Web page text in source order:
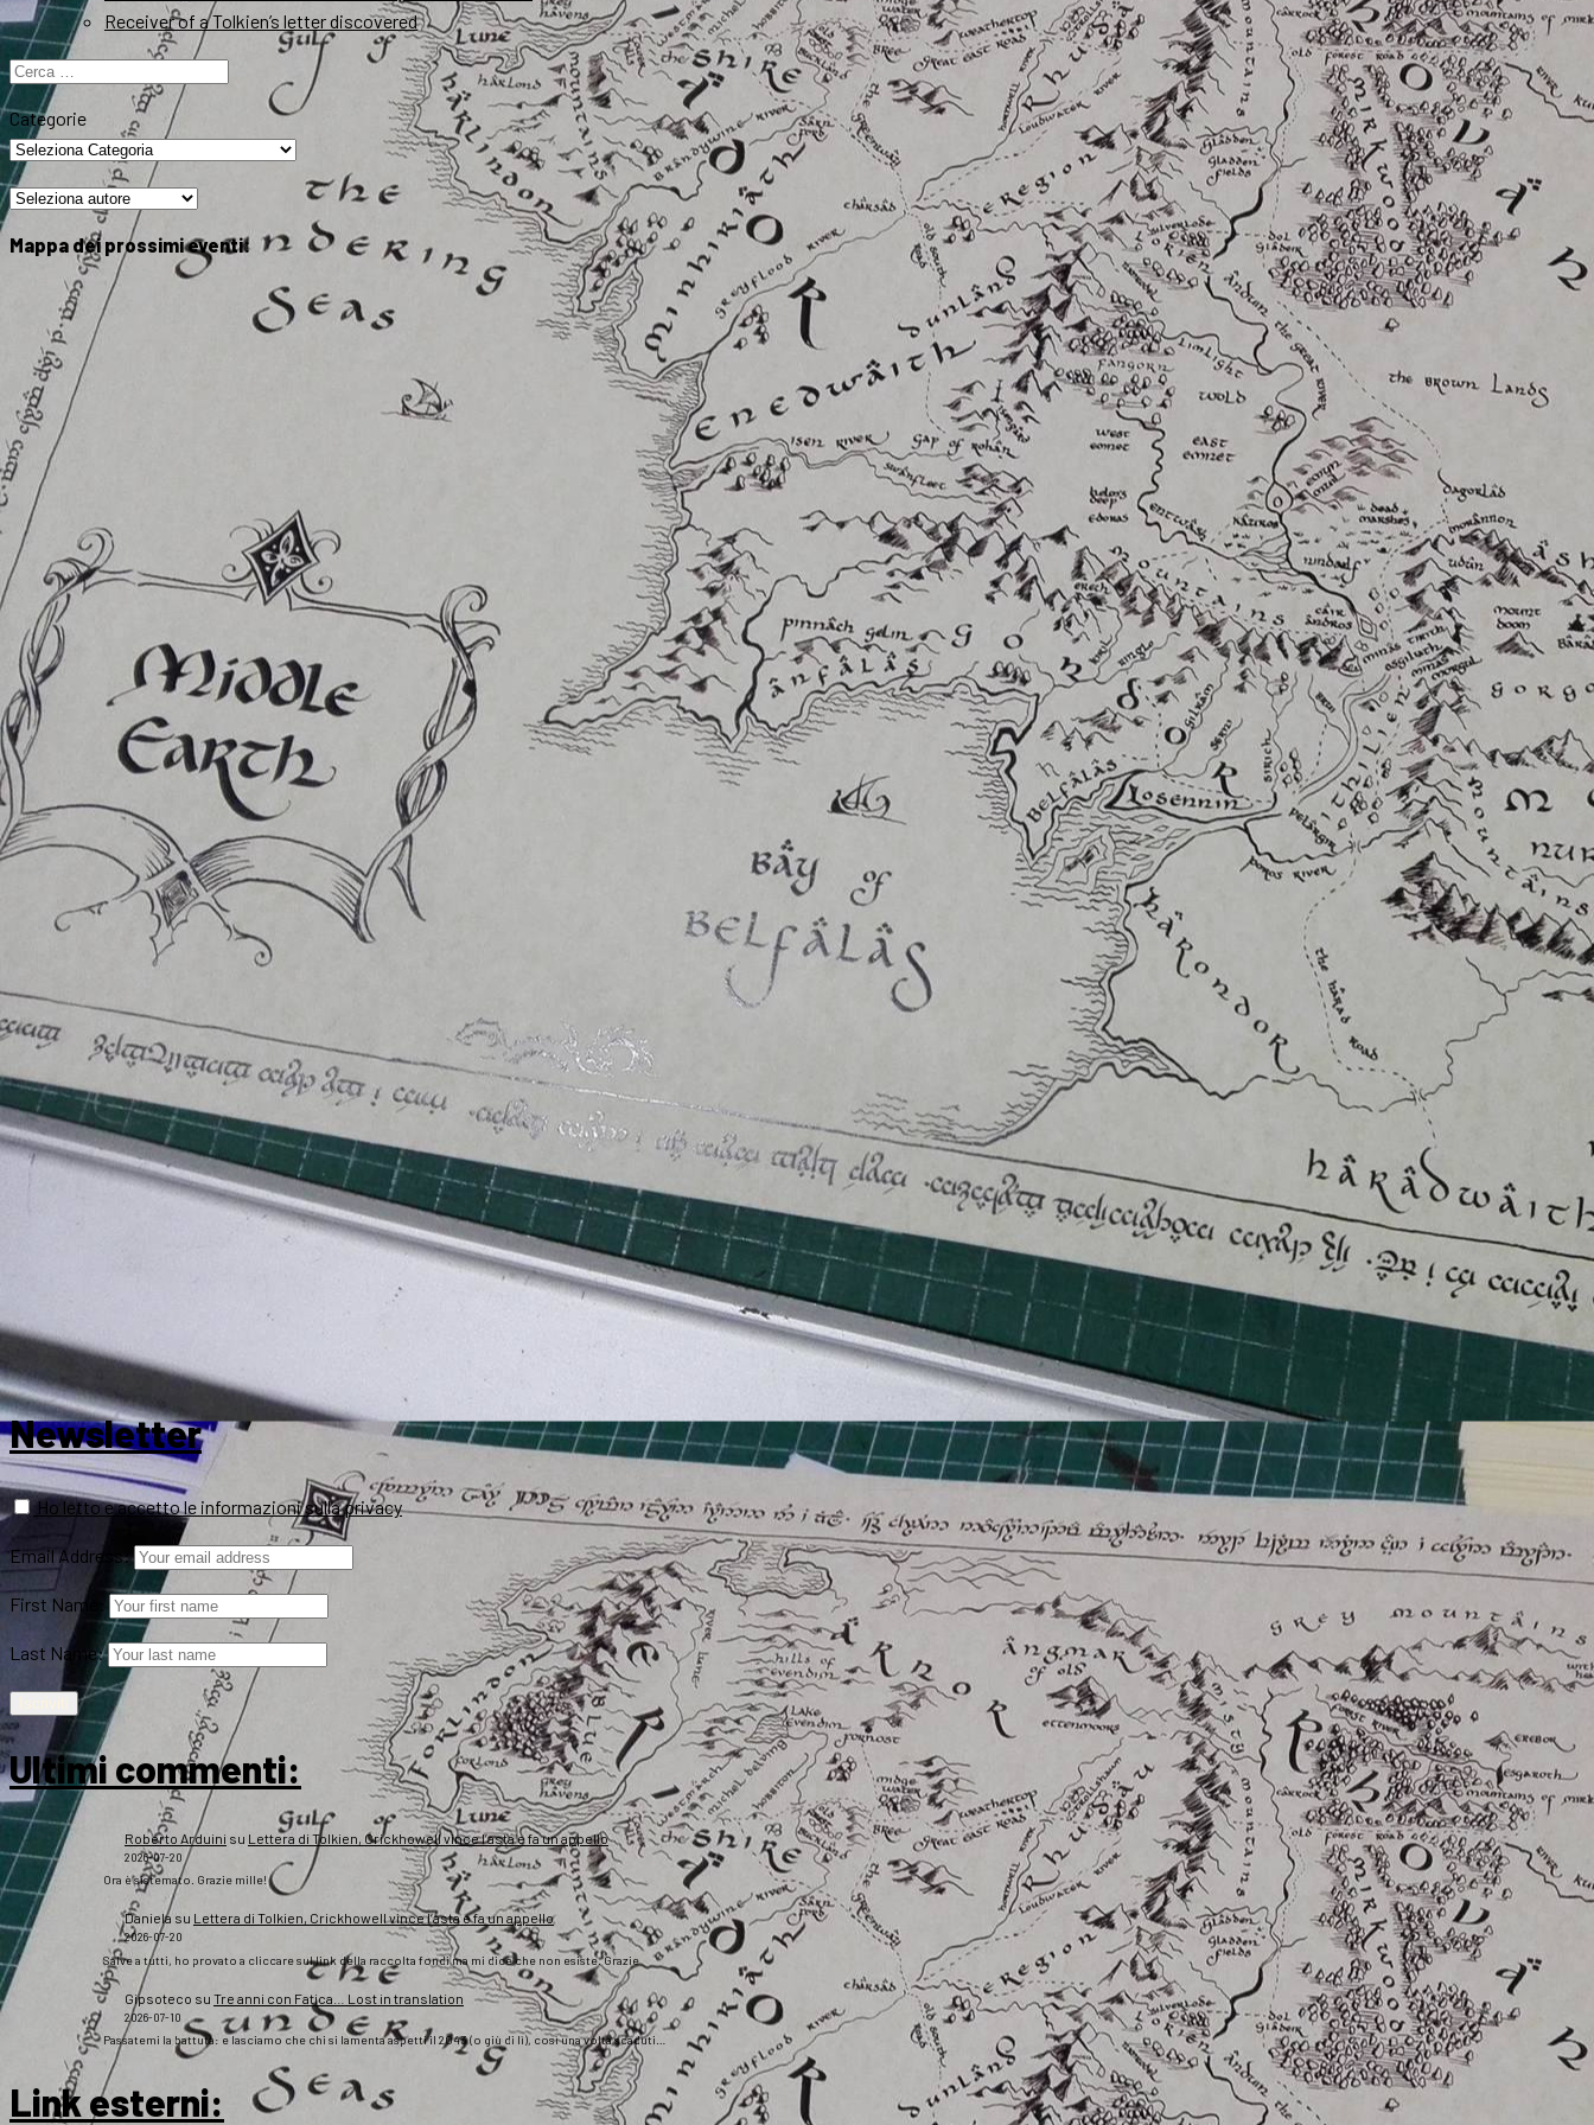
Receiver of a Tolkien’s letter discovered
Ricerca
per:
Categorie
Mappa dei prossimi eventi:
Newsletter
Ho letto e accetto le informazioni sulla privacy
Email Address:
First Name:
Last Name:
Ultimi commenti:
Roberto Arduini su Lettera di Tolkien, Crickhowell vince l’asta e fa un appello
2026-07-20
Ora è sistemato. Grazie mille!
Daniela su Lettera di Tolkien, Crickhowell vince l’asta e fa un appello
2026-07-20
Salve a tutti, ho provato a cliccare sul link della raccolta fondi ma mi dice che non esiste. Grazie
Gipsoteco su Tre anni con Fatica… Lost in translation
2026-07-10
Passatemi la battuta: e lasciamo che chi si lamenta aspetti il 2043 (o giù di lì), così una volta scaduti…
Link esterni: